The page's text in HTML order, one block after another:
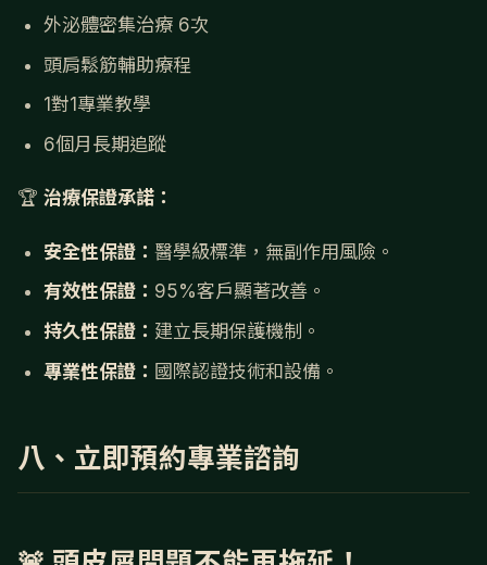
外泌體密集治療 6次
頭肩鬆筋輔助療程
1對1專業教學
6個月長期追蹤
🏆 治療保證承諾：
安全性保證： 醫學級標準，無副作用風險。
有效性保證： 95%客戶顯著改善。
持久性保證： 建立長期保護機制。
專業性保證： 國際認證技術和設備。
八、立即預約專業諮詢